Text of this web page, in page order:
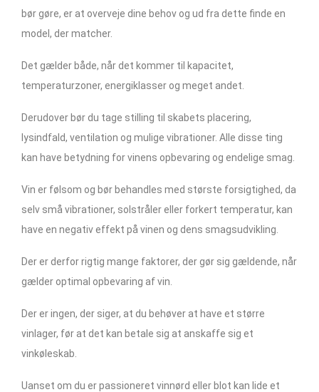
bør gøre, er at overveje dine behov og ud fra dette finde en
model, der matcher.
Det gælder både, når det kommer til kapacitet,
temperaturzoner, energiklasser og meget andet.
Derudover bør du tage stilling til skabets placering,
lysindfald, ventilation og mulige vibrationer. Alle disse ting
kan have betydning for vinens opbevaring og endelige smag.
Vin er følsom og bør behandles med største forsigtighed, da
selv små vibrationer, solstråler eller forkert temperatur, kan
have en negativ effekt på vinen og dens smagsudvikling.
Der er derfor rigtig mange faktorer, der gør sig gældende, når
gælder optimal opbevaring af vin.
Der er ingen, der siger, at du behøver at have et større
vinlager, før at det kan betale sig at anskaffe sig et
vinkøleskab.
Uanset om du er passioneret vinnørd eller blot kan lide et